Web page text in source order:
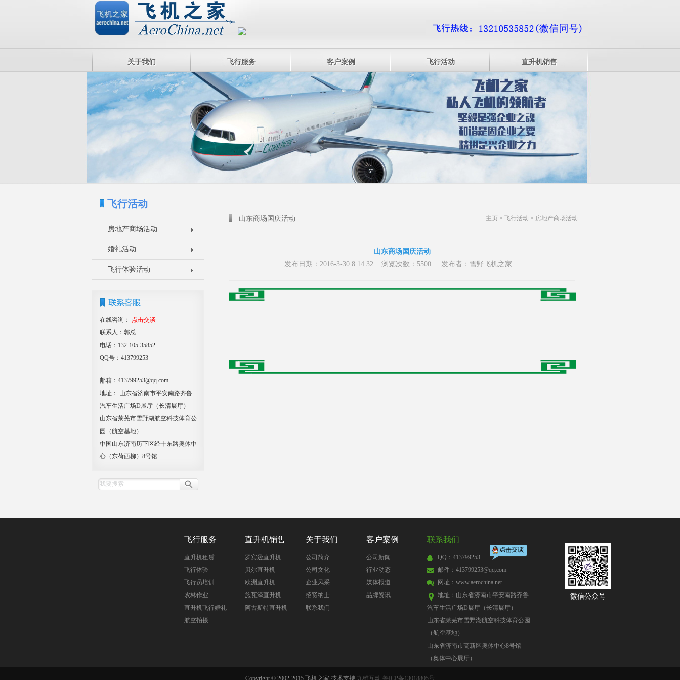
关于我们 飞行服务 客户案例 飞行活动 直升机销售
飞行活动
房地产商场活动
婚礼活动
飞行体验活动
在线咨询：
点击交谈
联系人：郭总
电话：132-105-35852
QQ号：413799253
邮箱：413799253@qq.com
地址： 山东省济南市平安南路齐鲁
汽车生活广场D展厅（长清展厅）
山东省莱芜市雪野湖航空科技体育公
园（航空基地）
中国山东济南历下区经十东路奥体中
心（东荷西柳）8号馆
主页 > 飞行活动 > 房地产商场活动
山东商场国庆活动
山东商场国庆活动
发布日期：2016-3-30 8:14:32 浏览次数：5500 发布者：雪野飞机之家
飞行服务
直升机租赁
飞行体验
飞行员培训
农林作业
直升机飞行婚礼
航空拍摄
直升机销售
罗宾逊直升机
贝尔直升机
欧洲直升机
施瓦泽直升机
阿古斯特直升机
关于我们
公司简介
公司文化
企业风采
招贤纳士
联系我们
客户案例
公司新闻
行业动态
媒体报道
品牌资讯
联系我们
QQ：413799253
邮件：413799253@qq.com
网址： www.aerochina.net
地址：山东省济南市平安南路齐鲁
汽车生活广场D展厅（长清展厅）
山东省莱芜市雪野湖航空科技体育公园
（航空基地）
山东省济南市高新区奥体中心8号馆
（奥体中心展厅）
微信公众号
Copyright © 2002-2015 飞机之家 技术支持 九维互动 鲁ICP备13018805号